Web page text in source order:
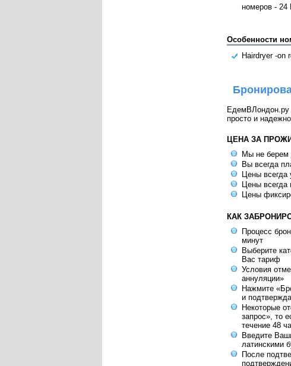
номеров - 24
Особенности
Hairdryer -on
ЕдемВЛондон.ру
просто и
ЦЕНА ЗА
Мы не берем
Вы всегда
Цены всегда
Цены всегда
Цены
КАК
Процесс
минут
Выберите
Вас тариф
Условия
аннуляции»
Нажмите
и
Некоторые
запрос», то
течение 48
Введите
латинскими
После